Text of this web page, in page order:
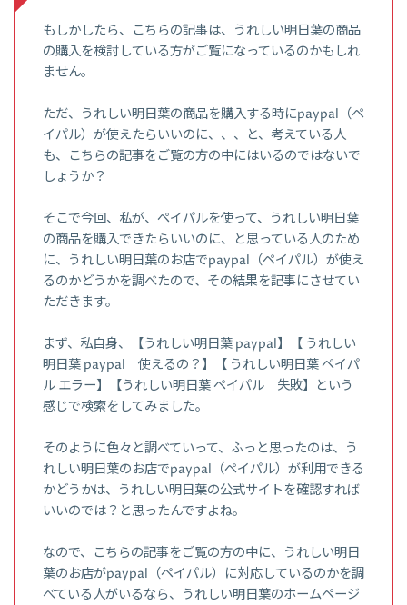
もしかしたら、こちらの記事は、うれしい明日葉の商品
の購入を検討している方がご覧になっているのかもしれ
ません。
ただ、うれしい明日葉の商品を購入する時にpaypal（ペ
イパル）が使えたらいいのに、、、と、考えている人
も、こちらの記事をご覧の方の中にはいるのではないで
しょうか？
そこで今回、私が、ペイパルを使って、うれしい明日葉
の商品を購入できたらいいのに、と思っている人のため
に、うれしい明日葉のお店でpaypal（ペイパル）が使え
るのかどうかを調べたので、その結果を記事にさせてい
ただきます。
まず、私自身、【うれしい明日葉 paypal】【 うれしい
明日葉 paypal 使えるの？】【 うれしい明日葉 ペイパ
ル エラー】【うれしい明日葉 ペイパル 失敗】という
感じで検索をしてみました。
そのように色々と調べていって、ふっと思ったのは、う
れしい明日葉のお店でpaypal（ペイパル）が利用できる
かどうかは、うれしい明日葉の公式サイトを確認すれば
いいのでは？と思ったんですよね。
なので、こちらの記事をご覧の方の中に、うれしい明日
葉のお店がpaypal（ペイパル）に対応しているのかを調
べている人がいるなら、うれしい明日葉のホームページ